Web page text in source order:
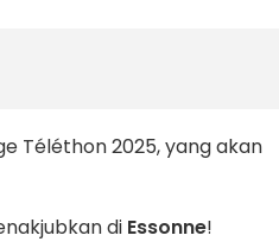
Téléthon 2025,yang akan
di Essonne!